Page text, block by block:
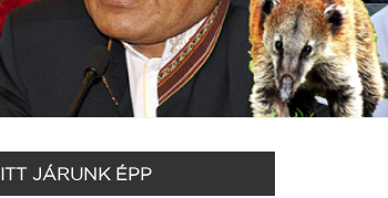
ITT JÁRUNK ÉPP